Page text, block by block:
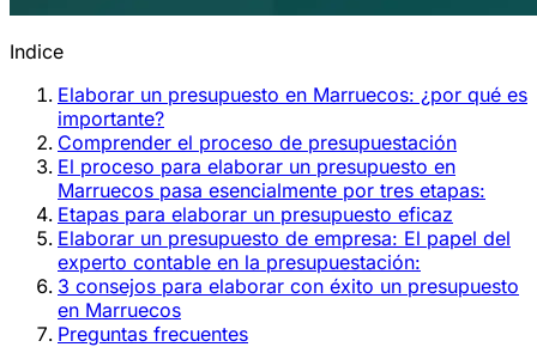
Indice
Elaborar un presupuesto en Marruecos: ¿por qué es
importante?
Comprender el proceso de presupuestación
El proceso para elaborar un presupuesto en
Marruecos pasa esencialmente por tres etapas:
Etapas para elaborar un presupuesto eficaz
Elaborar un presupuesto de empresa: El papel del
experto contable en la presupuestación:
3 consejos para elaborar con éxito un presupuesto
en Marruecos
Preguntas frecuentes